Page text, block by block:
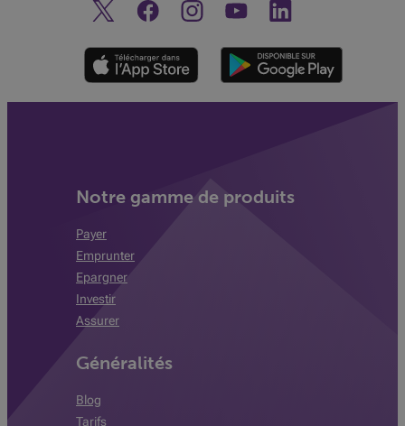
Twitter FacebookInstagramDécouvrez notre chaine
Linkedin
Notre gamme de produits
Payer
Emprunter
Epargner
Investir
Assurer
Généralités
Blog
Tarifs